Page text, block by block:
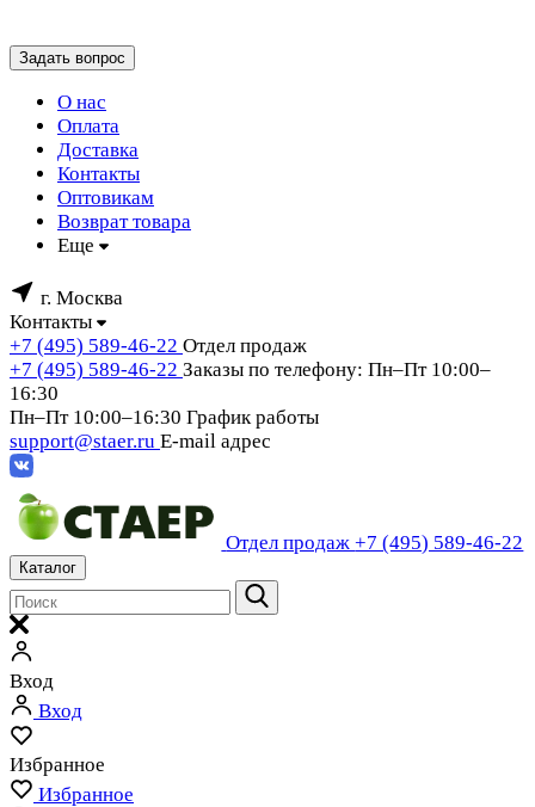
Задать вопрос
О нас
Оплата
Доставка
Контакты
Оптовикам
Возврат товара
Еще
г. Москва
Контакты
+7 (495) 589-46-22 Отдел продаж
+7 (495) 589-46-22 Заказы по телефону: Пн–Пт 10:00–
16:30
Пн–Пт 10:00–16:30 График работы
support@staer.ru E-mail адрес
Отдел продаж+7 (495) 589-46-22
Каталог
Вход
Вход
Избранное
Избранное